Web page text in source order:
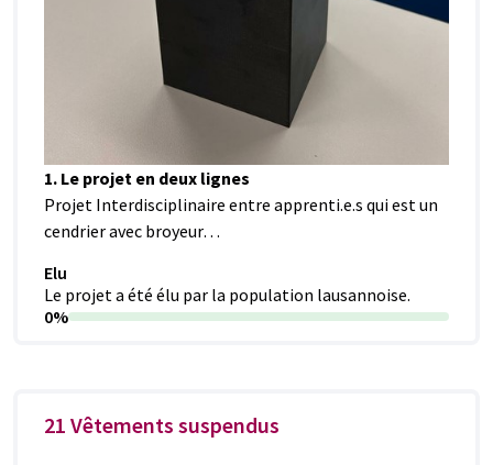
1. Le projet en deux lignes
Projet Interdisciplinaire entre apprenti.e.s qui est un
cendrier avec broyeur…
Elu
Le projet a été élu par la population lausannoise.
0%
21 Vêtements suspendus